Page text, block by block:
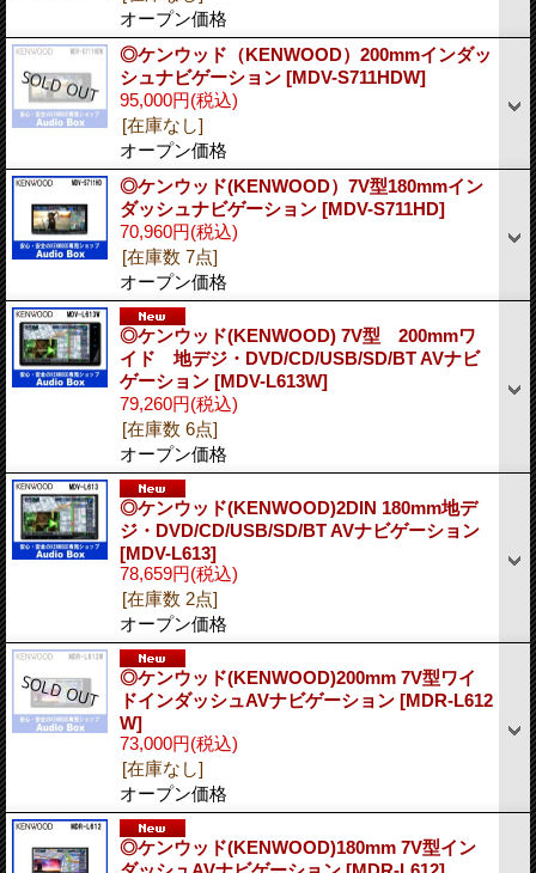
オープン価格
◎ケンウッド（KENWOOD）200mmインダッ
シュナビゲーション [MDV-S711HDW]
95,000円(税込)
[在庫なし]
オープン価格
◎ケンウッド(KENWOOD）7V型180mmイン
ダッシュナビゲーション [MDV-S711HD]
70,960円(税込)
[在庫数 7点]
オープン価格
◎ケンウッド(KENWOOD) 7V型 200mmワ
イド 地デジ・DVD/CD/USB/SD/BT AVナビ
ゲーション [MDV-L613W]
79,260円(税込)
[在庫数 6点]
オープン価格
◎ケンウッド(KENWOOD)2DIN 180mm地デ
ジ・DVD/CD/USB/SD/BT AVナビゲーション
[MDV-L613]
78,659円(税込)
[在庫数 2点]
オープン価格
◎ケンウッド(KENWOOD)200mm 7V型ワイ
ドインダッシュAVナビゲーション [MDR-L612
W]
73,000円(税込)
[在庫なし]
オープン価格
◎ケンウッド(KENWOOD)180mm 7V型イン